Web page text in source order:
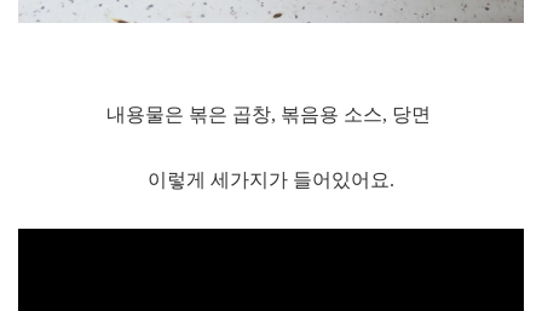
내용물은 볶은 곱창, 볶음용 소스, 당면
이렇게 세가지가 들어있어요.